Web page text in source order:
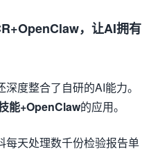
，让AI拥有
度整合了自研的AI能力。
能+OpenClaw的应用。
每天处理数千份检验报告单